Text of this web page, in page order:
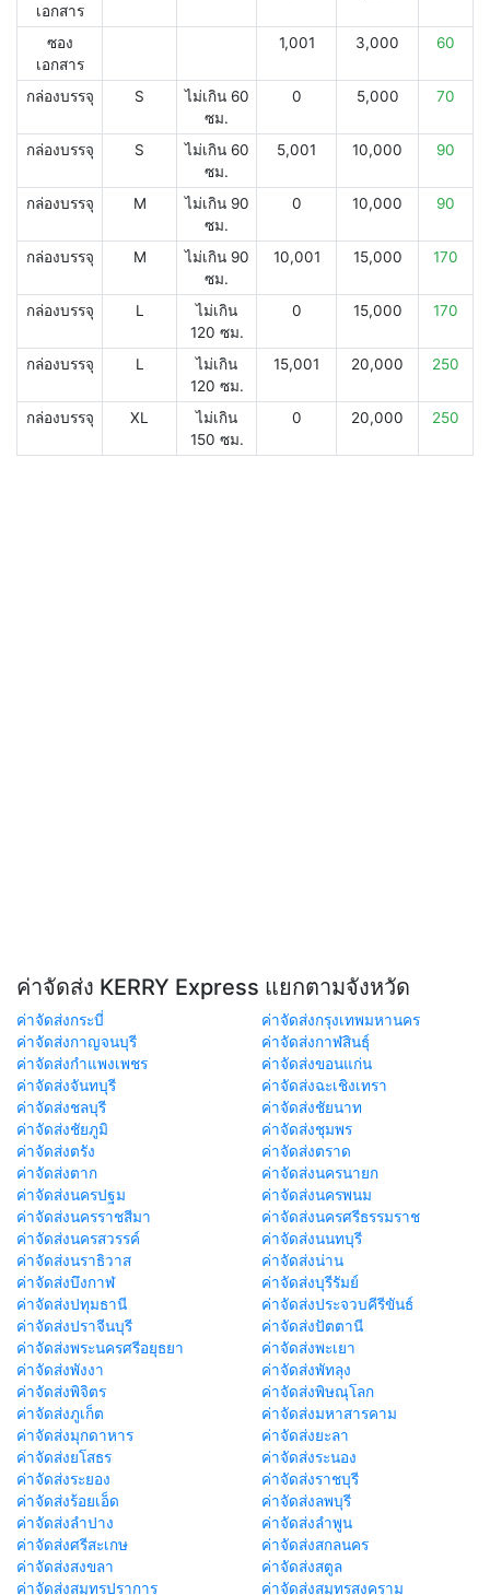
เอกสาร
ซอง
เอกสาร
1,001 3,000 60
กล่องบรรจุ S
ไม่เกิน 60
ซม.
0 5,000 70
กล่องบรรจุ S
ไม่เกิน 60
ซม.
5,001 10,000 90
กล่องบรรจุ M
ไม่เกิน 90
ซม.
0 10,000 90
กล่องบรรจุ M
ไม่เกิน 90
ซม.
10,001 15,000 170
กล่องบรรจุ L
ไม่เกิน
120 ซม.
0 15,000 170
กล่องบรรจุ L
ไม่เกิน
120 ซม.
15,001 20,000 250
กล่องบรรจุ XL
ไม่เกิน
150 ซม.
0 20,000 250
ค่าจัดส่ง KERRY Express แยกตามจังหวัด
ค่าจัดส่งกระบี่
ค่าจัดส่งกรุงเทพมหานคร
ค่าจัดส่งกาญจนบุรี
ค่าจัดส่งกาฬสินธุ์
ค่าจัดส่งกำแพงเพชร
ค่าจัดส่งขอนแก่น
ค่าจัดส่งจันทบุรี
ค่าจัดส่งฉะเชิงเทรา
ค่าจัดส่งชลบุรี
ค่าจัดส่งชัยนาท
ค่าจัดส่งชัยภูมิ
ค่าจัดส่งชุมพร
ค่าจัดส่งตรัง
ค่าจัดส่งตราด
ค่าจัดส่งตาก
ค่าจัดส่งนครนายก
ค่าจัดส่งนครปฐม
ค่าจัดส่งนครพนม
ค่าจัดส่งนครราชสีมา
ค่าจัดส่งนครศรีธรรมราช
ค่าจัดส่งนครสวรรค์
ค่าจัดส่งนนทบุรี
ค่าจัดส่งนราธิวาส
ค่าจัดส่งน่าน
ค่าจัดส่งบึงกาฬ
ค่าจัดส่งบุรีรัมย์
ค่าจัดส่งปทุมธานี
ค่าจัดส่งประจวบคีรีขันธ์
ค่าจัดส่งปราจีนบุรี
ค่าจัดส่งปัตตานี
ค่าจัดส่งพระนครศรีอยุธยา
ค่าจัดส่งพะเยา
ค่าจัดส่งพังงา
ค่าจัดส่งพัทลุง
ค่าจัดส่งพิจิตร
ค่าจัดส่งพิษณุโลก
ค่าจัดส่งภูเก็ต
ค่าจัดส่งมหาสารคาม
ค่าจัดส่งมุกดาหาร
ค่าจัดส่งยะลา
ค่าจัดส่งยโสธร
ค่าจัดส่งระนอง
ค่าจัดส่งระยอง
ค่าจัดส่งราชบุรี
ค่าจัดส่งร้อยเอ็ด
ค่าจัดส่งลพบุรี
ค่าจัดส่งลำปาง
ค่าจัดส่งลำพูน
ค่าจัดส่งศรีสะเกษ
ค่าจัดส่งสกลนคร
ค่าจัดส่งสงขลา
ค่าจัดส่งสตูล
ค่าจัดส่งสมุทรปราการ
ค่าจัดส่งสมุทรสงคราม